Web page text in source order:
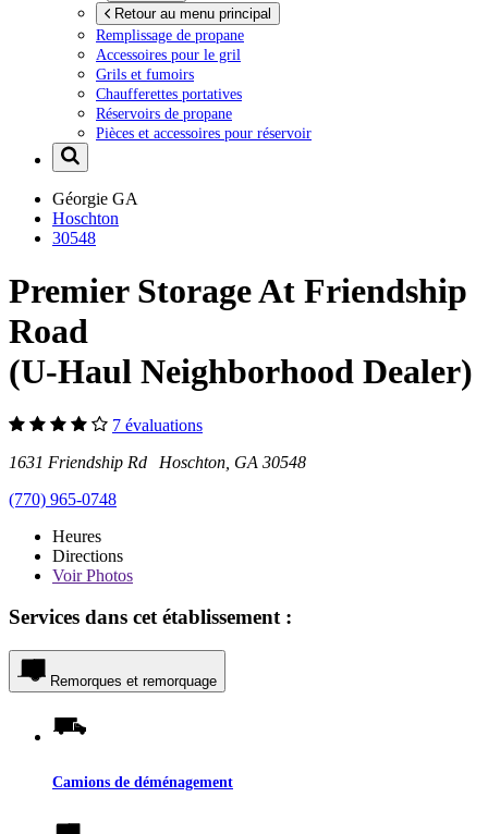
Retour au menu principal
Remplissage de propane
Accessoires pour le gril
Grils et fumoirs
Chaufferettes portatives
Réservoirs de propane
Pièces et accessoires pour réservoir
Géorgie GA
Hoschton
30548
Premier Storage At Friendship
Road
(U-Haul Neighborhood Dealer)
7 évaluations
1631 Friendship Rd Hoschton, GA 30548
(770) 965-0748
Heures
Directions
VoirPhotos
Services dans cet établissement :
Remorques et remorquage
Camions de déménagement